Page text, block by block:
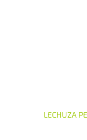
LECHUZA